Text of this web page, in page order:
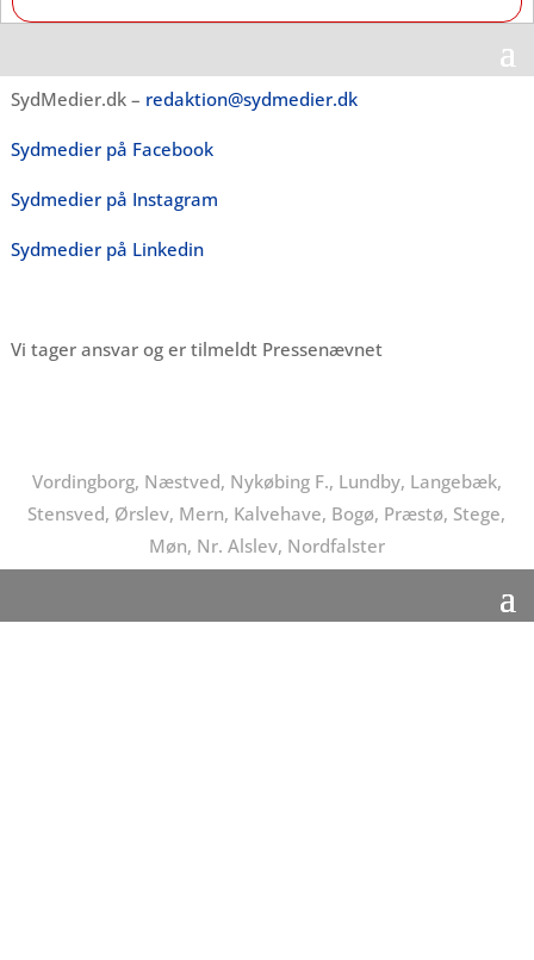
SydMedier.dk – redaktion@sydmedier.dk
Sydmedier på Facebook
Sydmedier på Instagram
Sydmedier på Linkedin
Vi tager ansvar og er tilmeldt Pressenævnet
Vordingborg, Næstved, Nykøbing F., Lundby, Langebæk,
Stensved, Ørslev, Mern, Kalvehave, Bogø, Præstø, Stege,
Møn, Nr. Alslev, Nordfalster